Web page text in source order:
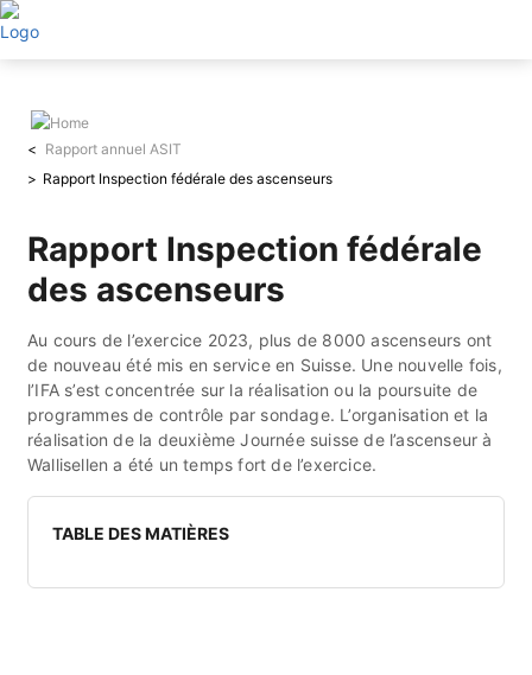
Aller
au
contenu
Rapport annuel ASIT
Rapport Inspection fédérale des ascenseurs
Rapport Inspection fédérale
des ascenseurs
Au cours de l’exercice 2023, plus de 8000 ascenseurs ont
de nouveau été mis en service en Suisse. Une nouvelle fois,
l’IFA s’est concentrée sur la réalisation ou la poursuite de
programmes de contrôle par sondage. L’organisation et la
réalisation de la deuxième Journée suisse de l’ascenseur à
Wallisellen a été un temps fort de l’exercice.
TABLE DES MATIÈRES